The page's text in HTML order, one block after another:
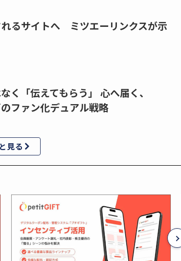
るサイトへ ミツエーリンクスが示
く「伝えてもらう」 心へ届く、
ファン化デュアル戦略
見る